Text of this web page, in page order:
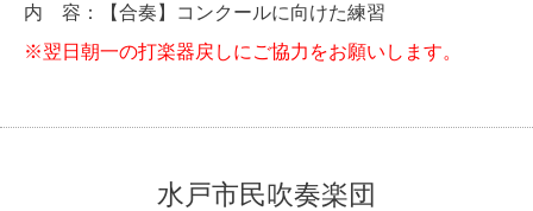
内 容：【合奏】コンクールに向けた練習
※翌日朝一の打楽器戻しにご協力をお願いします。
水戸市民吹奏楽団